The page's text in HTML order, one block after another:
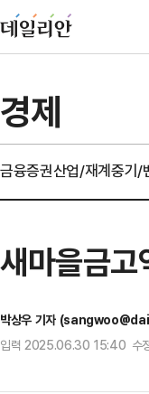
경제
금융증권산업/재계중기/
새마을금
박상우 기자
입력 2025.06.30 15:40 수